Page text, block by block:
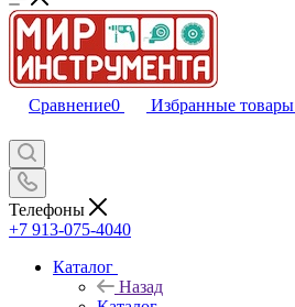
Сравнение0 Избранные товары
Телефоны
+7 913-075-4040
Каталог
Назад